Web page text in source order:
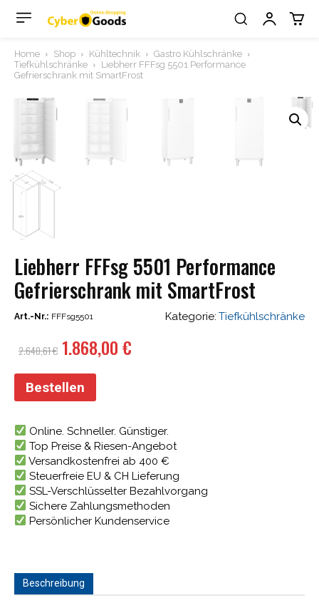
Home Shop Kühltechnik
Gastro Kühlschränke
Tiefkühlschränke
Liebherr FFFsg 5501 Performance
Gefrierschrank mit SmartFrost
Liebherr FFFsg 5501 Performance
Gefrierschrank mit SmartFrost
Art.-Nr.: FFFsg5501 Kategorie: Tiefkühlschränke
2.640,61€ Ursprünglicher
Preis
war:
2.640,61 €
1.868,00€
Bestellen
Online. Schneller. Günstiger.
Top Preise & Riesen-Angebot
Versandkostenfrei ab 400 €
Steuerfreie EU & CH Lieferung
SSL-Verschlüsselter Bezahlvorgang
Sichere Zahlungsmethoden
Persönlicher Kundenservice
Beschreibung